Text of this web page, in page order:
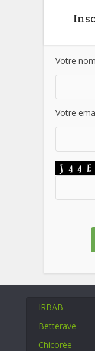
Votre
Votre
IRBAB
Betterave
Chicorée